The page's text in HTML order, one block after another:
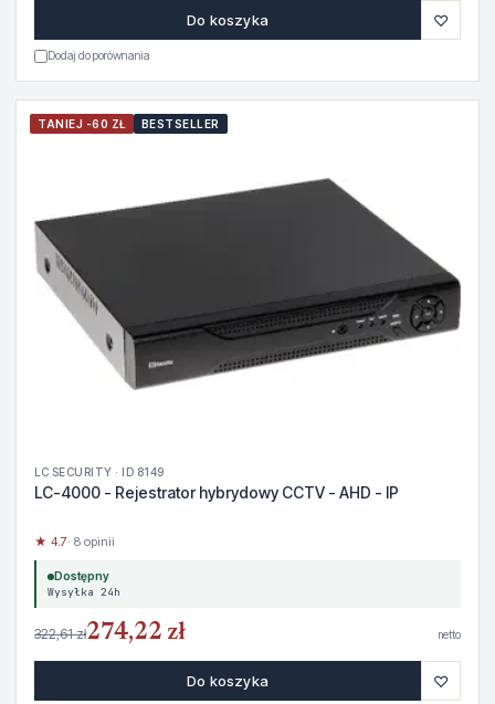
Do koszyka ♡
Dodaj do porównania
TANIEJ -60 ZŁ BESTSELLER
LC SECURITY · ID 8149
LC-4000 - Rejestrator hybrydowy CCTV - AHD - IP
★ 4.7· 8 opinii
Dostępny
Wysyłka 24h
322,61 zł274,22 zł netto
Do koszyka ♡